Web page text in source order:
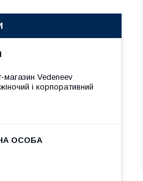
магазин Vedeneev
і корпоративний